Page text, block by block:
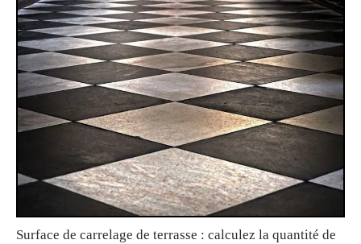
Surface de carrelage de terrasse : calculez la quantité de